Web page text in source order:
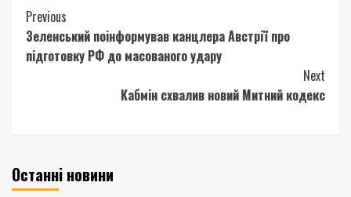
Continue
Reading
Previous
Зеленський поінформував канцлера Австрії про
підготовку РФ до масованого удару
Next
Кабмін схвалив новий Митний кодекс
Останні новини